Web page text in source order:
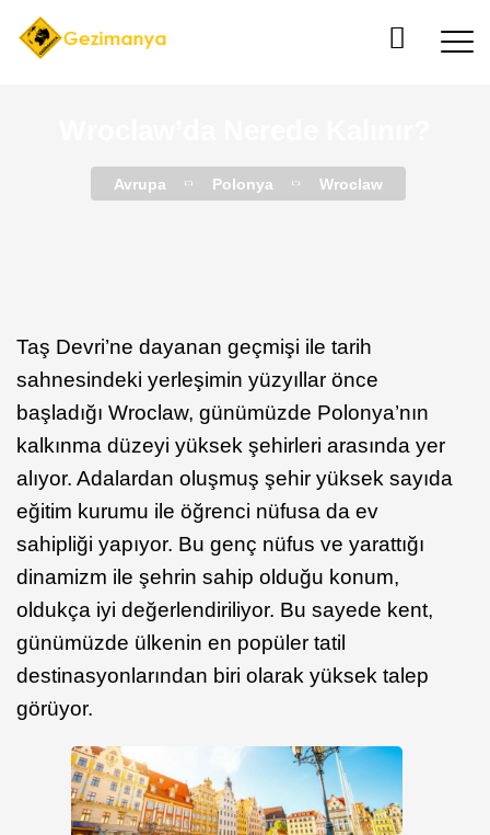
Avrupa Polonya Wroclaw
Taş Devri’ne dayanan geçmişi ile tarih
sahnesindeki yerleşimin yüzyıllar önce
başladığı Wroclaw, günümüzde Polonya’nın
kalkınma düzeyi yüksek şehirleri arasında yer
alıyor. Adalardan oluşmuş şehir yüksek sayıda
eğitim kurumu ile öğrenci nüfusa da ev
sahipliği yapıyor. Bu genç nüfus ve yarattığı
dinamizm ile şehrin sahip olduğu konum,
oldukça iyi değerlendiriliyor. Bu sayede kent,
günümüzde ülkenin en popüler tatil
destinasyonlarından biri olarak yüksek talep
görüyor.